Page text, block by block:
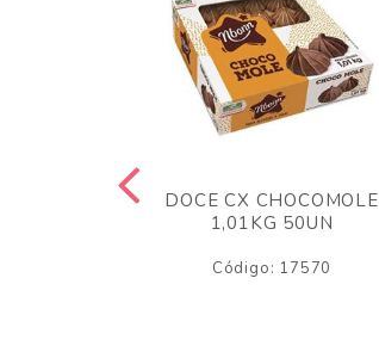
DOCE CX CHOCOMOLE
1,01KG 50UN
Código: 17570